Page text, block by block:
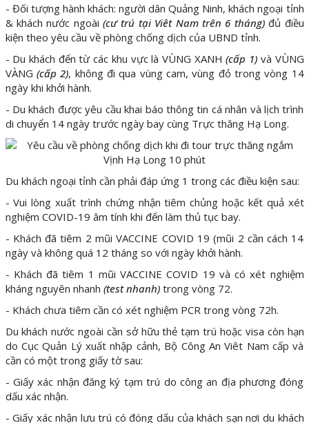
- Đối tượng hành khách: người dân Quảng Ninh, khách ngoại tỉnh
& khách nước ngoài(cư trú tại Viêt Nam trên 6 tháng)đủ điều
kiện theo yêu cầu về phòng chống dịch của UBND tỉnh.
- Du khách đến từ các khu vực là VÙNG XANH(cấp 1) và VÙNG
VÀNG (cấp 2), không đi qua vùng cam, vùng đỏ trong vòng 14
ngày khi khởi hành.
- Du khách được yêu cầu khai báo thông tin cá nhân và lịch trình
di chuyển 14 ngày trước ngày bay cùng Trực thăng Hạ Long.
Du khách ngoại tỉnh cần phải đáp ứng 1 trong các điều kiện sau:
- Vui lòng xuất trình chứng nhận tiêm chủng hoặc kết quả xét
nghiệm COVID-19 âm tính khi đến làm thủ tục bay.
- Khách đã tiêm 2 mũi VACCINE COVID 19 (mũi 2 cần cách 14
ngày và không quá 12 tháng so với ngày khởi hành.
- Khách đã tiêm 1 mũi VACCINE COVID 19 và có xét nghiệm
kháng nguyên nhanh (test nhanh)trong vòng 72.
- Khách chưa tiêm cần có xét nghiệm PCR trong vòng 72h.
Du khách nước ngoài cần sở hữu thẻ tạm trú hoặc visa còn hạn
do Cục Quản Lý xuất nhập cảnh, Bộ Công An Viêt Nam cấp và
cần có một trong giấy tờ sau:
- Giấy xác nhận đăng ký tạm trú do công an địa phương đóng
dấu xác nhận.
- Giấy xác nhận lưu trú có đóng dấu của khách sạn nơi du khách